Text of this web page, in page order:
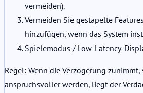
vermeiden).
Vermeiden Sie gestapelte
hinzufügen, wenn das System
Spielemodus / Low-Latency-
Regel: Wenn die Verzögerung
anspruchsvoller werden, liegt der